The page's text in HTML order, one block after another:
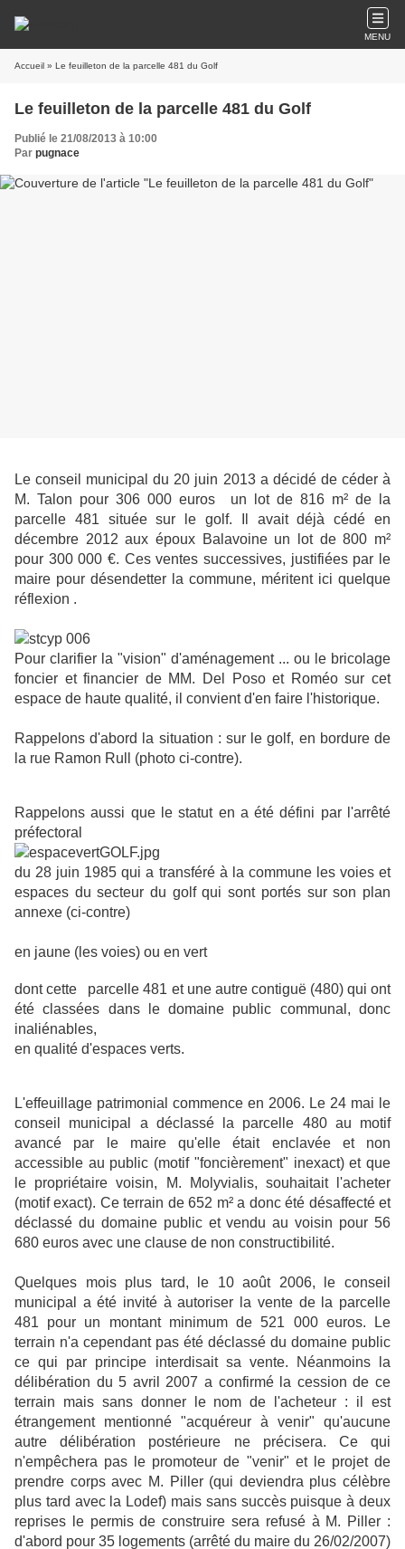
MENU
Accueil » Le feuilleton de la parcelle 481 du Golf
Le feuilleton de la parcelle 481 du Golf
Publié le 21/08/2013 à 10:00
Par pugnace
Le conseil municipal du 20 juin 2013 a décidé de céder à
M. Talon pour 306 000 euros un lot de 816 m² de la
parcelle 481 située sur le golf. Il avait déjà cédé en
décembre 2012 aux époux Balavoine un lot de 800 m²
pour 300 000 €. Ces ventes successives, justifiées par le
maire pour désendetter la commune, méritent ici quelque
réflexion .
Pour clarifier la "vision" d'aménagement ... ou le bricolage
foncier et financier de MM. Del Poso et Roméo sur cet
espace de haute qualité, il convient d'en faire l'historique.
Rappelons d'abord la situation : sur le golf, en bordure de
la rue Ramon Rull (photo ci-contre).
Rappelons aussi que le statut en a été défini par l'arrêté
préfectoral
du 28 juin 1985 qui a transféré à la commune les voies et
espaces du secteur du golf qui sont portés sur son plan
annexe (ci-contre)
en jaune (les voies) ou en vert
dont cette
parcelle 481 et une autre contiguë (480) qui ont
été classées dans le domaine public communal, donc
inaliénables,
en qualité d'espaces verts.
L'effeuillage patrimonial commence en 2006. Le 24 mai le
conseil municipal a déclassé la parcelle 480 au motif
avancé par le maire qu'elle était enclavée et non
accessible au public (motif "foncièrement" inexact) et que
le propriétaire voisin, M. Molyvialis, souhaitait l'acheter
(motif exact). Ce terrain de 652 m² a donc été désaffecté et
déclassé du domaine public et vendu au voisin pour 56
680 euros avec une clause de non constructibilité.
Quelques mois plus tard, le 10 août 2006, le conseil
municipal a été invité à autoriser la vente de la parcelle
481 pour un montant minimum de 521 000 euros. Le
terrain n'a cependant pas été déclassé du domaine public
ce qui par principe interdisait sa vente. Néanmoins la
délibération du 5 avril 2007 a confirmé la cession de ce
terrain mais sans donner le nom de l'acheteur : il est
étrangement mentionné "acquéreur à venir" qu'aucune
autre délibération postérieure ne précisera. Ce qui
n'empêchera pas le promoteur de "venir" et le projet de
prendre corps avec M. Piller (qui deviendra plus célèbre
plus tard avec la Lodef) mais sans succès puisque à deux
reprises le permis de construire sera refusé à M. Piller :
d'abord pour 35 logements (arrêté du maire du 26/02/2007)